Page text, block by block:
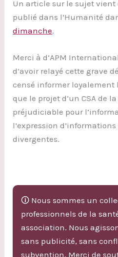
Un article sur le sujet vient
publié dans l’Humanité
dimanche.
Merci à d’APM
d’avoir relayé cette grave
censé informer
que le projet d’un CSA de
préjudiciable pour
l’expression
divergentes.
🛈 Nous sommes un
professionnels de la
association. Nous
sans publicité, sans
subvention. Merci de